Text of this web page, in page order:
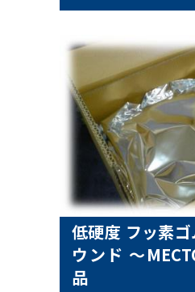
低硬度 フッ素
ウンド ～
品